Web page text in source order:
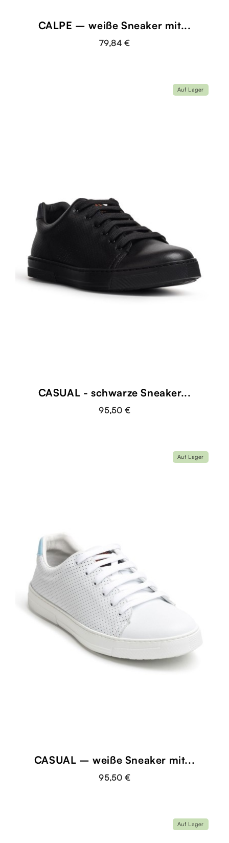
CALPE – weiße Sneaker mit...
79,84 €
CASUAL - schwarze Sneaker...
95,50 €
Auf Lager
CASUAL – weiße Sneaker mit...
95,50 €
Auf Lager
Auf Lager